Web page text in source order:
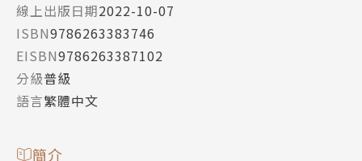
線上出版日期2022-10-07
ISBN9786263383746
EISBN9786263387102
分級普級
語言繁體中文
簡介